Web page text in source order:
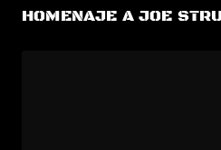
HOMENAJE A JOE